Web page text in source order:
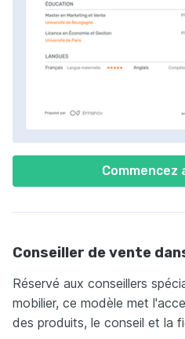
Commencez
Conseiller de vente
Réservé aux conseillers
mobilier, ce modèle met
des produits, le conseil et la